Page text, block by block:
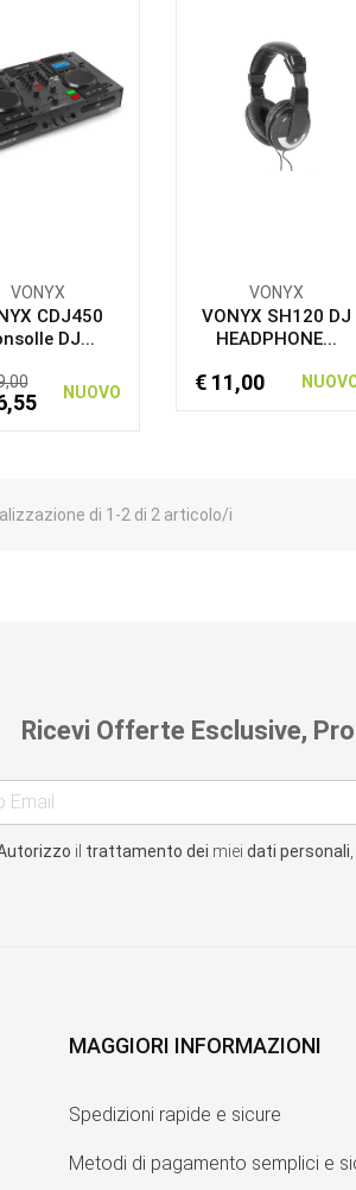
VONYX
CDJ450
DJ...
NUOVO
VONYX
VONYX SH120 DJ
HEADPHONE...
€ 11,00
di 1-2 di 2 articolo/i
Ricevi Offerte Esclusive,
il trattamento dei miei dati personali
MAGGIORI INFORMAZIONI
Spedizioni rapide e sicure
Metodi di pagamento semplici e